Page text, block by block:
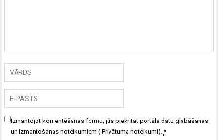
Izmantojot komentēšanas formu, jūs piekrītat portāla datu glabāšanas
un izmantošanas noteikumiem ( Privātuma noteikumi).*